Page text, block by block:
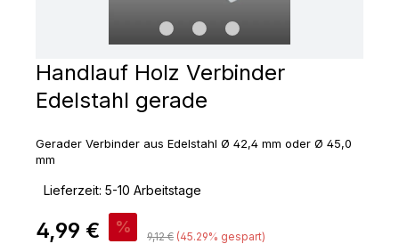
Handlauf Holz Verbinder
Edelstahl gerade
Gerader Verbinder aus Edelstahl Ø 42,4 mm oder Ø 45,0
mm
Lieferzeit: 5-10 Arbeitstage
Verkaufspreis:
4,99 € % Regulärer Preis:
9,12 € (45.29% gespart)